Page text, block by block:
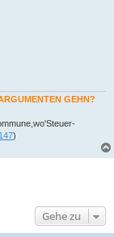
GEHN?
)
Gehe zu